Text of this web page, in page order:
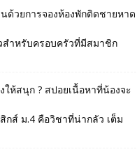
ด้วยการจองห้องพักติดชายหาด
สำหรับครอบครัวที่มีสมาชิก
ให้สนุก ? สปอยเนื้อหาที่น้องจะ
ส์ ม.4 คือวิชาที่น่ากลัว เต็ม